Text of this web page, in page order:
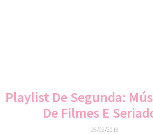
Playlist De Segunda:
De Filmes E
25/02/2019